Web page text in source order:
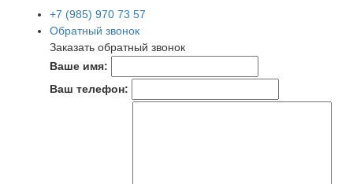
+7 (985) 970 73 57
Обратный звонок
Заказать обратный звонок
Ваше имя:
Ваш телефон: